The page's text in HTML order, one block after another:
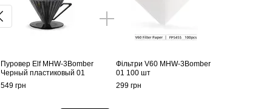
Пуровер Elf MHW-3Bomber
Черный пластиковый 01
549 грн
Фільтри V60 MHW-3Bomber
01 100 шт
299 грн